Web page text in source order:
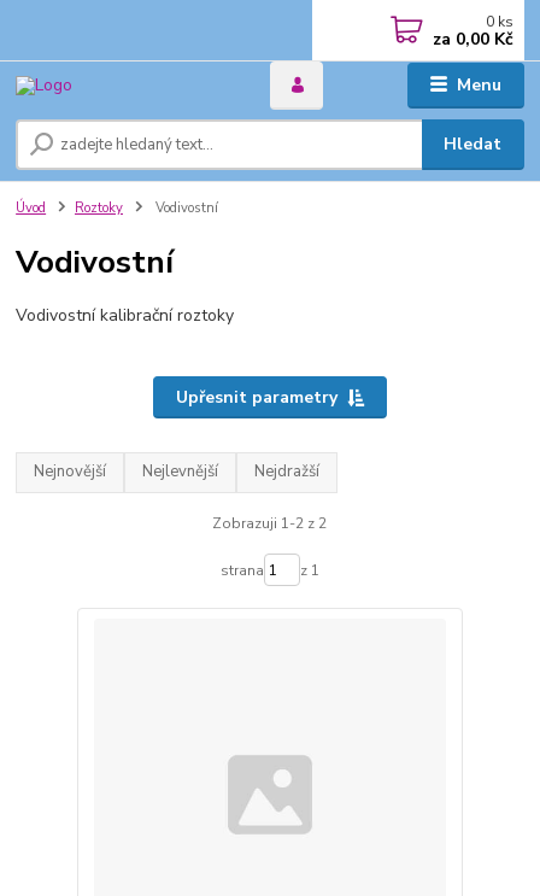
Menu
Hledat
0 ks
za 0,00 Kč
Úvod Roztoky Vodivostní
Vodivostní
Vodivostní kalibrační roztoky
Upřesnit parametry
Nejnovější Nejlevnější Nejdražší
Zobrazuji 1-2 z 2
strana z 1